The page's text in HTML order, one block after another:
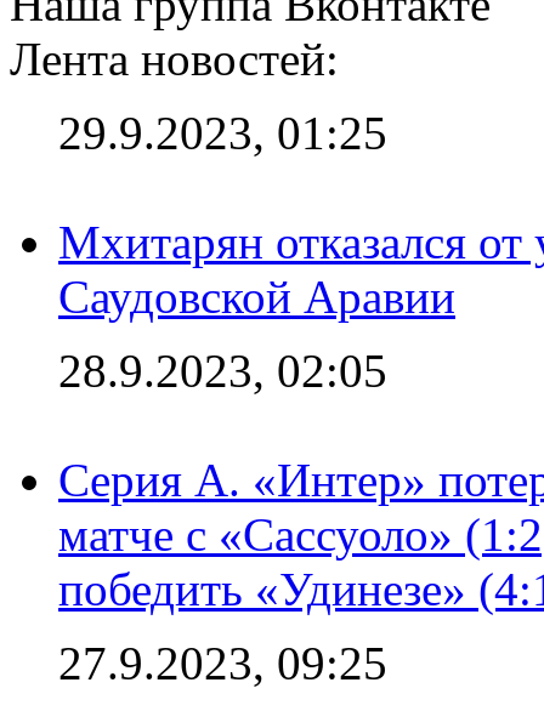
Лента новостей:
29.9.2023, 01:25
Мхитарян отказался от
Саудовской Аравии
28.9.2023, 02:05
Серия А. «Интер»
матче с «Сассуоло»
победить «Удинезе»
27.9.2023, 09:25